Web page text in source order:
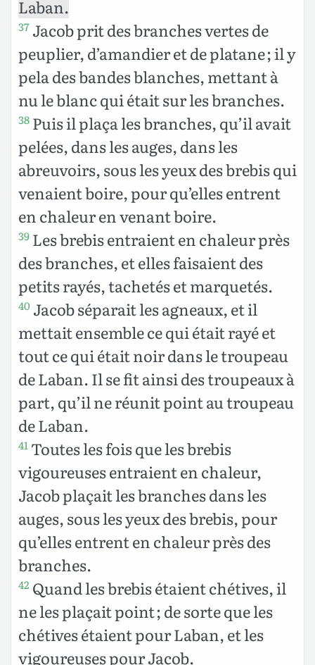
Laban.
37 Jacob prit des branches vertes de
peuplier, d’amandier et de platane ; il y
pela des bandes blanches, mettant à
nu le blanc qui était sur les branches.
38 Puis il plaça les branches, qu’il avait
pelées, dans les auges, dans les
abreuvoirs, sous les yeux des brebis qui
venaient boire, pour qu’elles entrent
en chaleur en venant boire.
39 Les brebis entraient en chaleur près
des branches, et elles faisaient des
petits rayés, tachetés et marquetés.
40 Jacob séparait les agneaux, et il
mettait ensemble ce qui était rayé et
tout ce qui était noir dans le troupeau
de Laban. Il se fit ainsi des troupeaux à
part, qu’il ne réunit point au troupeau
de Laban.
41 Toutes les fois que les brebis
vigoureuses entraient en chaleur,
Jacob plaçait les branches dans les
auges, sous les yeux des brebis, pour
qu’elles entrent en chaleur près des
branches.
42 Quand les brebis étaient chétives, il
ne les plaçait point ; de sorte que les
chétives étaient pour Laban, et les
vigoureuses pour Jacob.